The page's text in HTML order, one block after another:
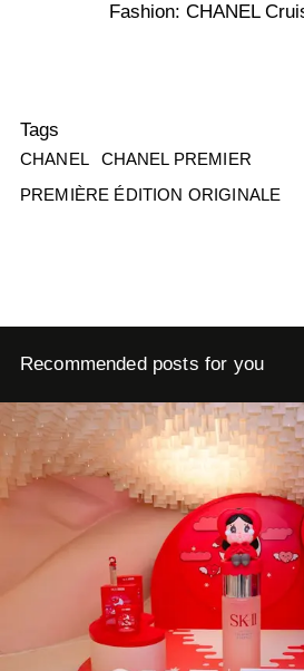
Fashion: CHANEL
Tags
CHANEL
CHANEL PREMIER
PREMIÈRE ÉDITION ORIGINALE
Recommended posts for you